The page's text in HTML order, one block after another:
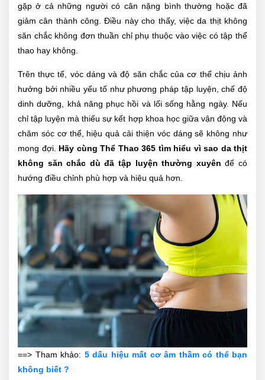
gặp ở cả những người có cân nặng bình thường hoặc đã
giảm cân thành công. Điều này cho thấy, việc da thịt không
săn chắc không đơn thuần chỉ phụ thuộc vào việc có tập thể
thao hay không.
Trên thực tế, vóc dáng và độ săn chắc của cơ thể chịu ảnh
hưởng bởi nhiều yếu tố như phương pháp tập luyện, chế độ
dinh dưỡng, khả năng phục hồi và lối sống hằng ngày. Nếu
chỉ tập luyện mà thiếu sự kết hợp khoa học giữa vận động và
chăm sóc cơ thể, hiệu quả cải thiện vóc dáng sẽ không như
mong đợi. Hãy cùng Thể Thao 365 tìm hiểu vì sao da thịt
không săn chắc dù đã tập luyện thường xuyên để có
hướng điều chỉnh phù hợp và hiệu quả hơn.
==> Tham khảo: 5 dấu hiệu mất cơ âm thầm có thể bạn
không biết ?